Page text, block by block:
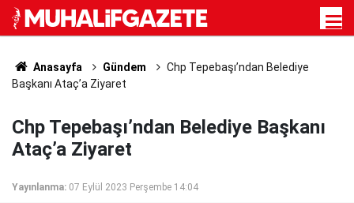
Anasayfa Gündem
Chp Tepebaşı’ndan Belediye
Başkanı Ataç’a Ziyaret
Chp Tepebaşı’ndan Belediye Başkanı
Ataç’a Ziyaret
Yayınlanma: 07 Eylül 2023 Perşembe 14:04